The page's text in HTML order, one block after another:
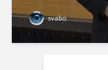
svabo